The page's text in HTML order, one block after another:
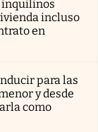
inquilinos
incluso
en
para las
y desde
como